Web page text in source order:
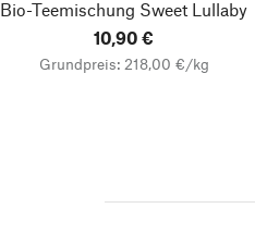
Bio-Teemischung Sweet Lullaby
10,90 €
Grundpreis: 218,00 €/kg